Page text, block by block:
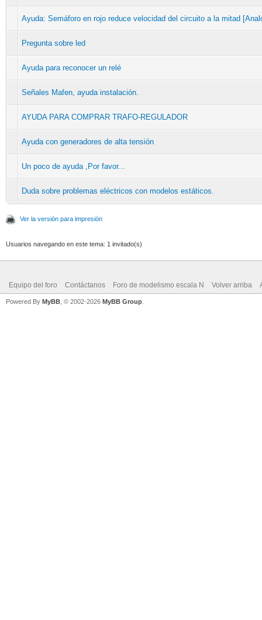
Ayuda: Semáforo en rojo reduce velocidad del circuito a la mitad
Pregunta sobre led
Ayuda para reconocer un relé
Señales Mafen, ayuda instalación.
AYUDA PARA COMPRAR TRAFO-REGULADOR
Ayuda con generadores de alta tensión
Un poco de ayuda ,Por favor...
Duda sobre problemas eléctricos con modelos estáticos.
Ver la versión para impresión
Usuarios navegando en este tema: 1 invitado(s)
Equipo del foro Contáctanos Foro de modelismo escala N Volver arriba
Powered By MyBB , © 2002-2026 MyBB Group